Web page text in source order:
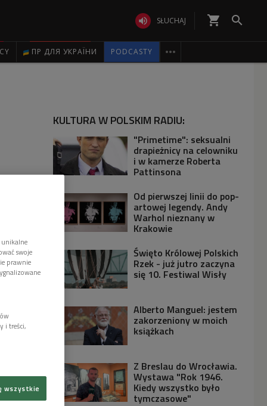
 SŁUCHAJ shopping_cart 
ПР ДЛЯ УКРАЇНИ PODCASTY 
KULTURA W POLSKIM RADIU:
"Primetime": seksualni
drapieżnicy na celowniku
i w kamerze Roberta
Pattinsona
Od pierwszej linii do pop-
artowej legendy. Andy
Warhol nieznany w
Krakowie
Święto Królowej Polskich
Rzek - już jutro zaczyna
się 10. Festiwal Wisły
Alberto Manguel: jestem
zakorzeniony w moich
książkach
Z Breslau do Wrocławia.
Wystawa "Rok 1946.
Kiedy wszystko było
tymczasowe"
swoje
prawnie
i treści,
wszystkie